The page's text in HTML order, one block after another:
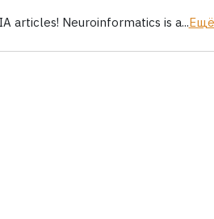
articles! Neuroinformatics is a...Ещё